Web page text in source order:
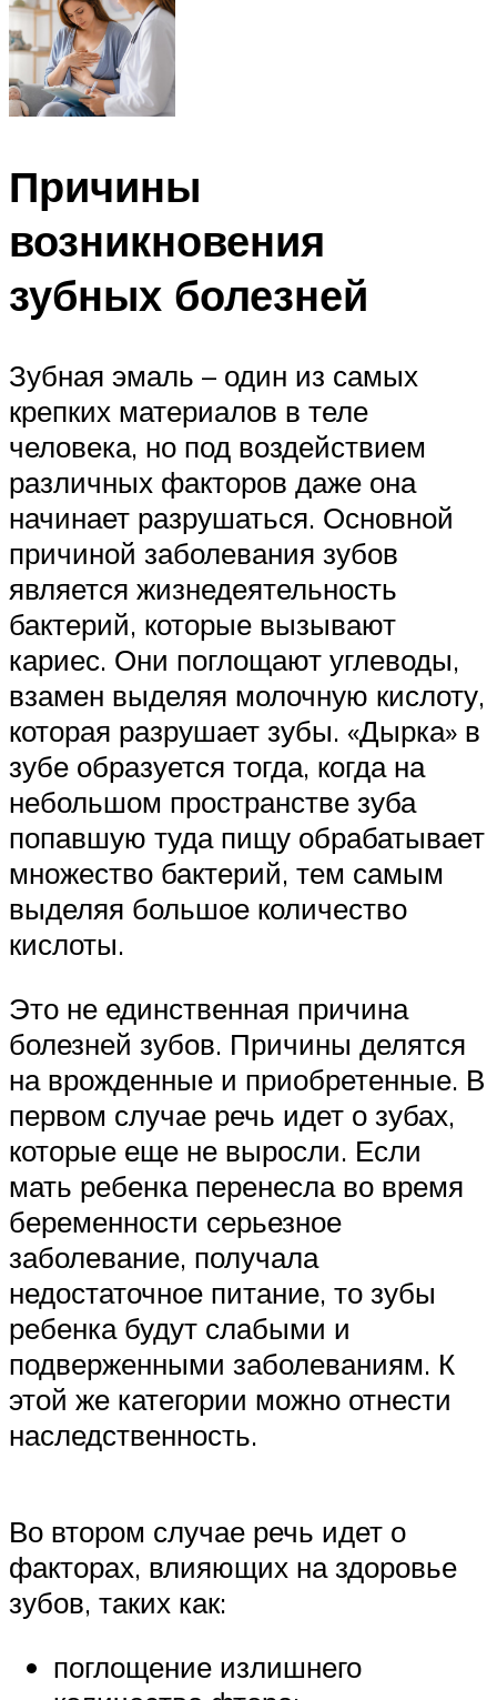
Причины
возникновения
зубных болезней
Зубная эмаль – один из самых
крепких материалов в теле
человека, но под воздействием
различных факторов даже она
начинает разрушаться. Основной
причиной заболевания зубов
является жизнедеятельность
бактерий, которые вызывают
кариес. Они поглощают углеводы,
взамен выделяя молочную кислоту,
которая разрушает зубы. «Дырка» в
зубе образуется тогда, когда на
небольшом пространстве зуба
попавшую туда пищу обрабатывает
множество бактерий, тем самым
выделяя большое количество
кислоты.
Это не единственная причина
болезней зубов. Причины делятся
на врожденные и приобретенные. В
первом случае речь идет о зубах,
которые еще не выросли. Если
мать ребенка перенесла во время
беременности серьезное
заболевание, получала
недостаточное питание, то зубы
ребенка будут слабыми и
подверженными заболеваниям. К
этой же категории можно отнести
наследственность.
Во втором случае речь идет о
факторах, влияющих на здоровье
зубов, таких как:
поглощение излишнего